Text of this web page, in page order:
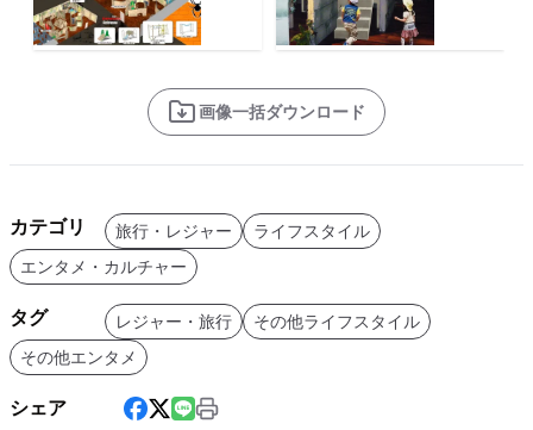
画像一括ダウンロード
カテゴリ 旅行・レジャー
ライフスタイル
エンタメ・カルチャー
タグ レジャー・旅行
その他ライフスタイル
その他エンタメ
シェア